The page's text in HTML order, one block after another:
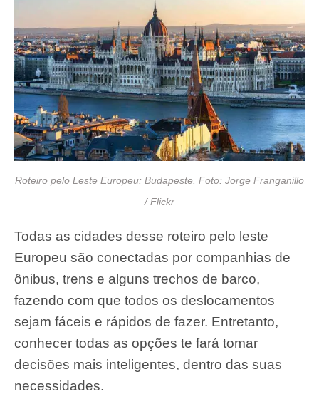
Roteiro pelo Leste Europeu: Budapeste. Foto: Jorge Franganillo
/ Flickr
Todas as cidades desse roteiro pelo leste
Europeu são conectadas por companhias de
ônibus, trens e alguns trechos de barco,
fazendo com que todos os deslocamentos
sejam fáceis e rápidos de fazer. Entretanto,
conhecer todas as opções te fará tomar
decisões mais inteligentes, dentro das suas
necessidades.